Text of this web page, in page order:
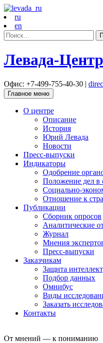
ru
en
Найти:
Левада-Центр
Офис: +7-499-755-40-30 |
Главное меню
О центре
Описание
История
Юрий Левада
Новости
Пресс-выпуски
Индикаторы
Одобрение
Положение дел в
Социально-
Отношение к
Публикации
Сборник опросов
Аналитические
Журнал
Мнения
Пресс-выпуски
Заказчикам
Защита
Подбор данных
Омнибус
Виды
Заказать
Контакты
От мнений — к пониманию